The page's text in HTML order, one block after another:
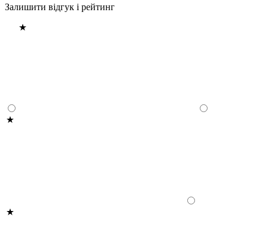
Залишити відгук і рейтинг